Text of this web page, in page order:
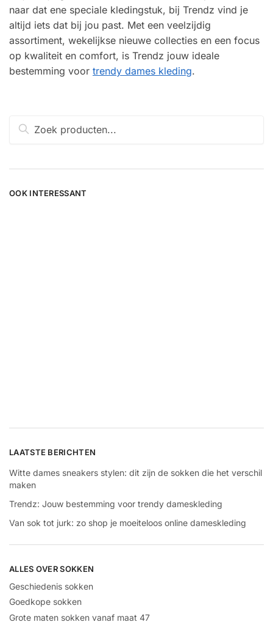
naar dat ene speciale kledingstuk, bij Trendz vind je
altijd iets dat bij jou past. Met een veelzijdig
assortiment, wekelijkse nieuwe collecties en een focus
op kwaliteit en comfort, is Trendz jouw ideale
bestemming voor trendy dames kleding.
Zoeken
naar:
OOK INTERESSANT
LAATSTE BERICHTEN
Witte dames sneakers stylen: dit zijn de sokken die het verschil
maken
Trendz: Jouw bestemming voor trendy dameskleding
Van sok tot jurk: zo shop je moeiteloos online dameskleding
ALLES OVER SOKKEN
Geschiedenis sokken
Goedkope sokken
Grote maten sokken vanaf maat 47